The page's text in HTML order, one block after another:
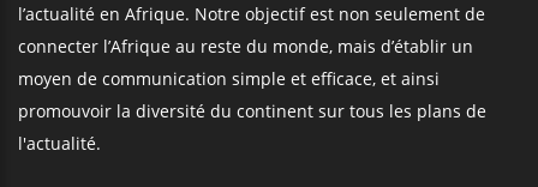
l’actualité en Afrique. Notre objectif est non seulement de
connecter l’Afrique au reste du monde, mais d’établir un
moyen de communication simple et efficace, et ainsi
promouvoir la diversité du continent sur tous les plans de
l'actualité.